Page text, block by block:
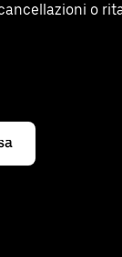
o